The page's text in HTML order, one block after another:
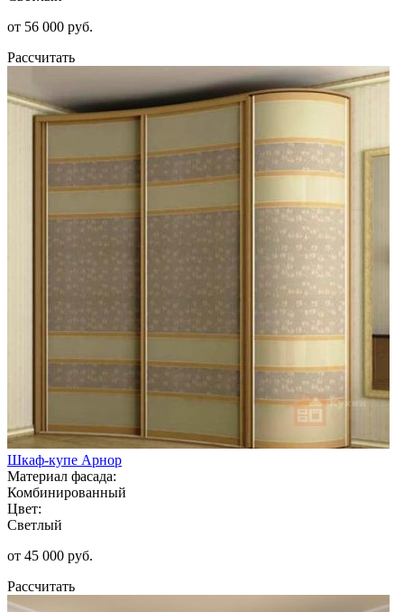
от 56 000 руб.
Рассчитать
Шкаф-купе Арнор
Материал фасада:
Комбинированный
Цвет:
Светлый
от 45 000 руб.
Рассчитать